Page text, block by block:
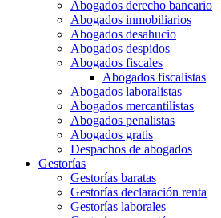
Abogados derecho bancario
Abogados inmobiliarios
Abogados desahucio
Abogados despidos
Abogados fiscales
Abogados fiscalistas
Abogados laboralistas
Abogados mercantilistas
Abogados penalistas
Abogados gratis
Despachos de abogados
Gestorías
Gestorías baratas
Gestorías declaración renta
Gestorías laborales